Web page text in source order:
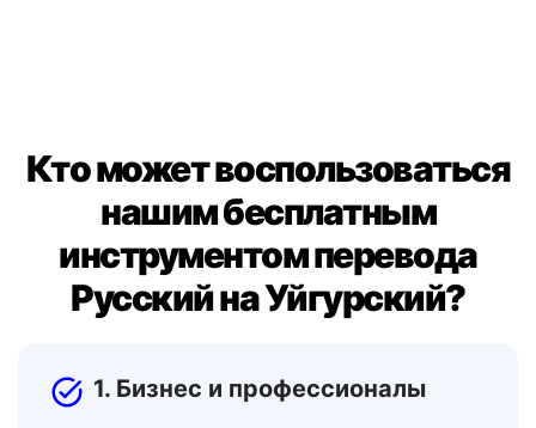
Кто может воспользоваться
нашим бесплатным
инструментом перевода